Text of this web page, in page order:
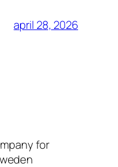
april 28, 2026
for